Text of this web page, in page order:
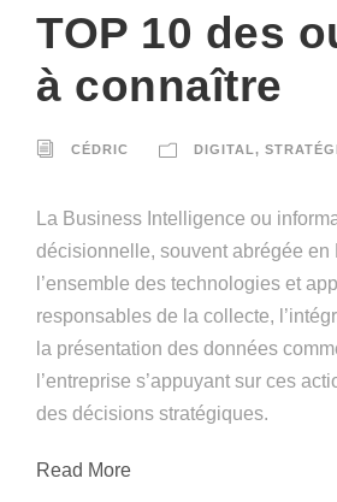
TOP 10 des
à connaître
CÉDRIC DIGITAL ,
La Business Intelligence ou
décisionnelle, souvent abrégée en
l’ensemble des technologies et
responsables de la collecte,
la présentation des données
l’entreprise s’appuyant sur ces
des décisions stratégiques.
Read More